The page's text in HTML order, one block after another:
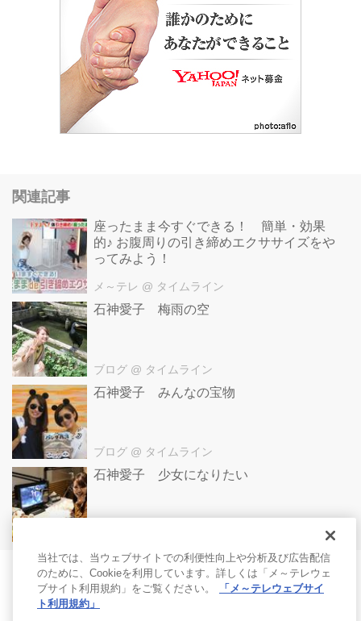
関連記事
座ったまま今すぐできる！ 簡単・効果
的♪ お腹周りの引き締めエクササイズをや
ってみよう！
メ～テレ @ タイムライン
石神愛子 梅雨の空
ブログ @ タイムライン
石神愛子 みんなの宝物
ブログ @ タイムライン
石神愛子 少女になりたい
当社では、当ウェブサイトでの利便性向上や分析及び広告配信
のために、Cookieを利用しています。詳しくは「メ～テレウェ
ブサイト利用規約」をご覧ください。
「メ～テレウェブサイ
ト利用規約」